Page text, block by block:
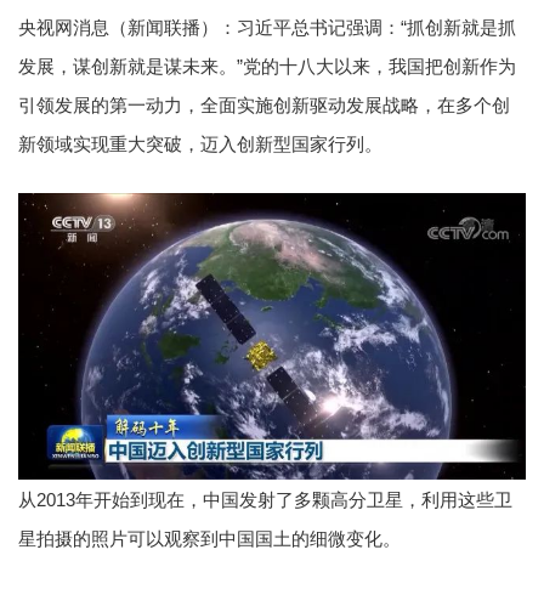
央视网消息（新闻联播）：习近平总书记强调：“抓创新就是抓
发展，谋创新就是谋未来。”党的十八大以来，我国把创新作为
引领发展的第一动力，全面实施创新驱动发展战略，在多个创
新领域实现重大突破，迈入创新型国家行列。
从2013年开始到现在，中国发射了多颗高分卫星，利用这些卫
星拍摄的照片可以观察到中国国土的细微变化。